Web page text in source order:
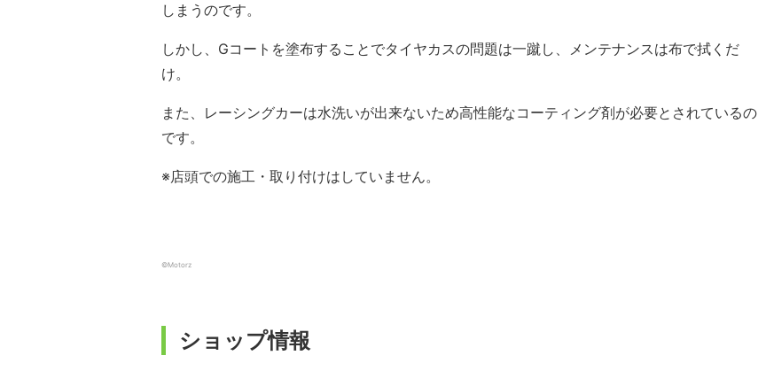
しまうのです。
しかし、Gコートを塗布することでタイヤカスの問題は一蹴し、メンテナンスは布で拭くだ
け。
また、レーシングカーは水洗いが出来ないため高性能なコーティング剤が必要とされているの
です。
※店頭での施工・取り付けはしていません。
©Motorz
ショップ情報